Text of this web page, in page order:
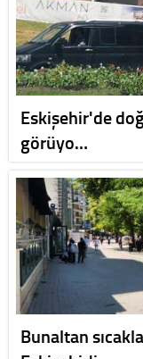
Eskişehir'de
görüyo…
Bunaltan